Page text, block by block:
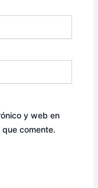
y web en
comente.